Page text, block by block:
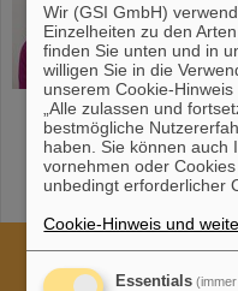
Sekretariat
Cookie
Impressum
Wir (GSI GmbH)
Einzelheiten zu den
finden Sie unten und in
willigen Sie in die
unserem Cookie-
„Alle zulassen und
bestmögliche
haben. Sie können auch
vornehmen oder
unbedingt erforderlicher
Cookie-Hinweis und
Essentials